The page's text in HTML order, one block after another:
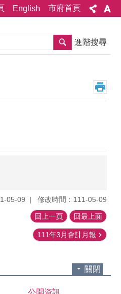
English 市府首頁
搜尋 進階搜尋
05-09 修改時間：111-05-09
回上一頁 回最上面
111年3月會計月報
關閉
公開資訊